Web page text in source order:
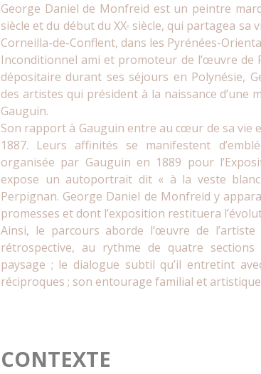
George Daniel de Monfreid est un peintre
siècle et du début du XXe
siècle, qui partagea sa
Corneilla-de-Conflent, dans les Pyrénées-
Inconditionnel ami et promoteur de l’œuvre de
dépositaire durant ses séjours en Polynésie,
des artistes qui président à la naissance
Gauguin.
Son rapport à Gauguin entre au cœur de sa vie
1887. Leurs affinités se manifestent
organisée par Gauguin en 1889 pour
expose un autoportrait dit « à la veste
Perpignan. George Daniel de Monfreid y
promesses et dont l’exposition restituera
Ainsi, le parcours aborde l’œuvre de
rétrospective, au rythme de quatre
paysage ; le dialogue subtil qu’il entretint
réciproques ; son entourage familial et
CONTEXTE